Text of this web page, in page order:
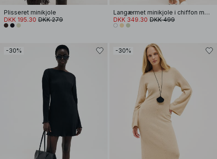
Plisseret minikjole
DKK 195.30 DKK 279
Langærmet minikjole i chiffon med broderi
DKK 349.30 DKK 499
-30% -30%